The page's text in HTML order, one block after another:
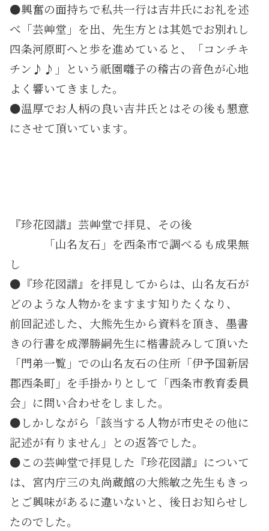
●興奮の面持ちで私共一行は吉井氏にお礼を述
べ「芸艸堂」を出、先生方とは其処でお別れし
四条河原町へと歩を進めていると、「コンチキ
チン♪♪」という祇園囃子の稽古の音色が心地
よく響いてきました。
●温厚でお人柄の良い吉井氏とはその後も懇意
にさせて頂いています。
『珍花図譜』芸艸堂で拝見、その後
「山名友石」を西条市で調べるも成果無
し
●『珍花図譜』を拝見してからは、山名友石が
どのような人物かをますます知りたくなり、
前回記述した、大熊先生から資料を頂き、墨書
きの行書を成澤勝嗣先生に楷書読みして頂いた
「門弟一覧」での山名友石の住所「伊予国新居
郡西条町」を手掛かりとして「西条市教育委員
会」に問い合わせをしました。
●しかしながら「該当する人物が市史その他に
記述が有りません」との返答でした。
●この芸艸堂で拝見した『珍花図譜』について
は、宮内庁三の丸尚蔵館の大熊敏之先生もきっ
とご興味があるに違いないと、後日お知らせし
たのでした。